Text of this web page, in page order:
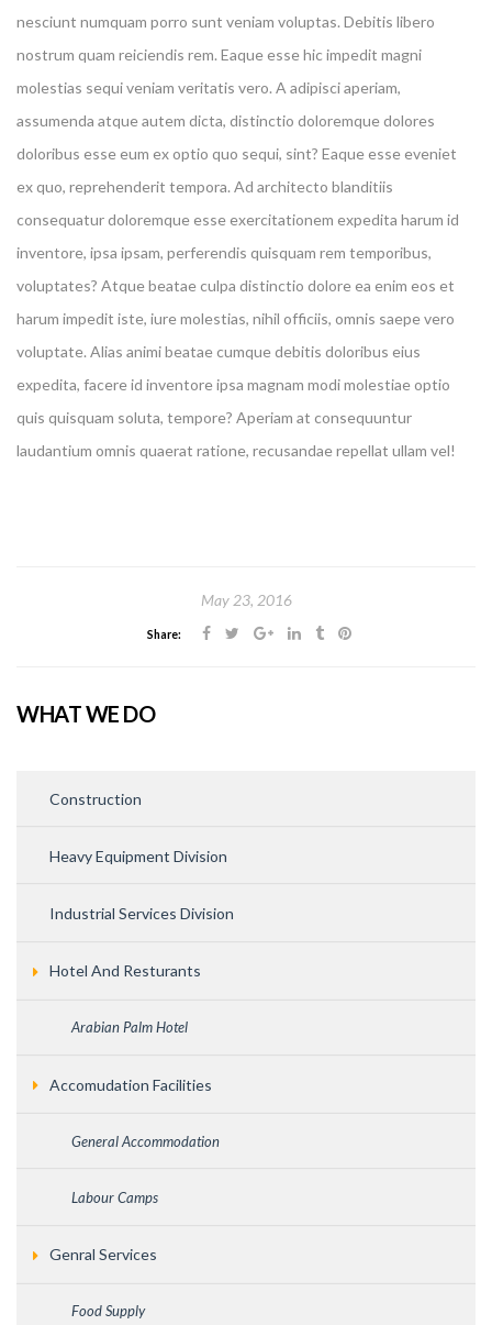
nesciunt numquam porro sunt veniam voluptas. Debitis libero
nostrum quam reiciendis rem. Eaque esse hic impedit magni
molestias sequi veniam veritatis vero. A adipisci aperiam,
assumenda atque autem dicta, distinctio doloremque dolores
doloribus esse eum ex optio quo sequi, sint? Eaque esse eveniet
ex quo, reprehenderit tempora. Ad architecto blanditiis
consequatur doloremque esse exercitationem expedita harum id
inventore, ipsa ipsam, perferendis quisquam rem temporibus,
voluptates? Atque beatae culpa distinctio dolore ea enim eos et
harum impedit iste, iure molestias, nihil officiis, omnis saepe vero
voluptate. Alias animi beatae cumque debitis doloribus eius
expedita, facere id inventore ipsa magnam modi molestiae optio
quis quisquam soluta, tempore? Aperiam at consequuntur
laudantium omnis quaerat ratione, recusandae repellat ullam vel!
May 23, 2016
Share:
WHAT WE DO
Construction
Heavy Equipment Division
Industrial Services Division
Hotel And Resturants
Arabian Palm Hotel
Accomudation Facilities
General Accommodation
Labour Camps
Genral Services
Food Supply